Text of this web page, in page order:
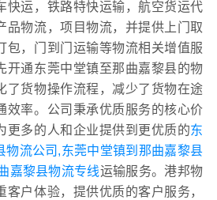
快运，铁路特快运输，航空货运代
品物流，项目物流，并提供上门取
包，门到门运输等物流相关增值服
开通东莞中堂镇至那曲嘉黎县的物
了货物操作流程，减少了货物在途
效率。公司秉承优质服务的核心价
更多的人和企业提供到更优质的东
物流公司,东莞中堂镇到那曲嘉黎县
嘉黎县物流专线运输服务。港邦物
客户体验，提供优质的客户服务，